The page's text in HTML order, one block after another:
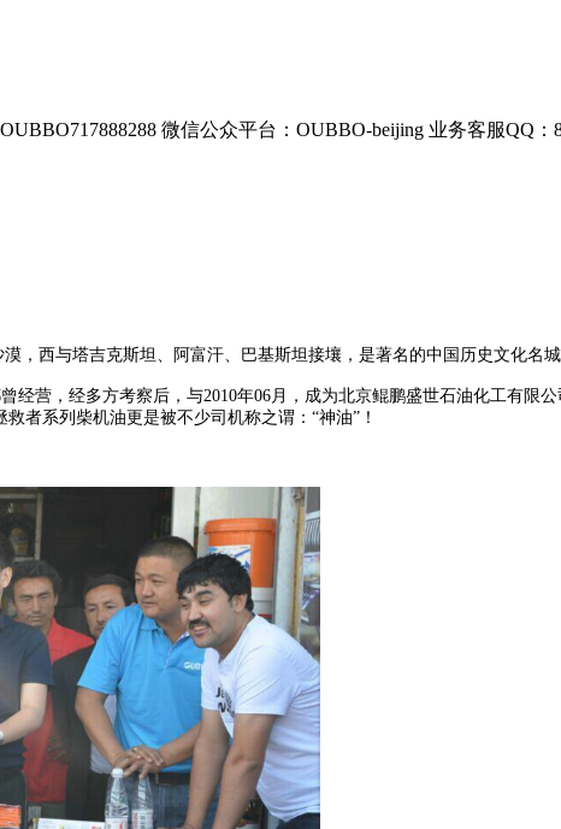
微信公众平台：OUBBO-beijing 业务客服QQ：
西与塔吉克斯坦、阿富汗、巴基斯坦接壤，是著名的中国历史文化名城
营，经多方考察后，与2010年06月，成为北京鲲鹏盛世石油化工有限
者系列柴机油更是被不少司机称之谓：“神油”！